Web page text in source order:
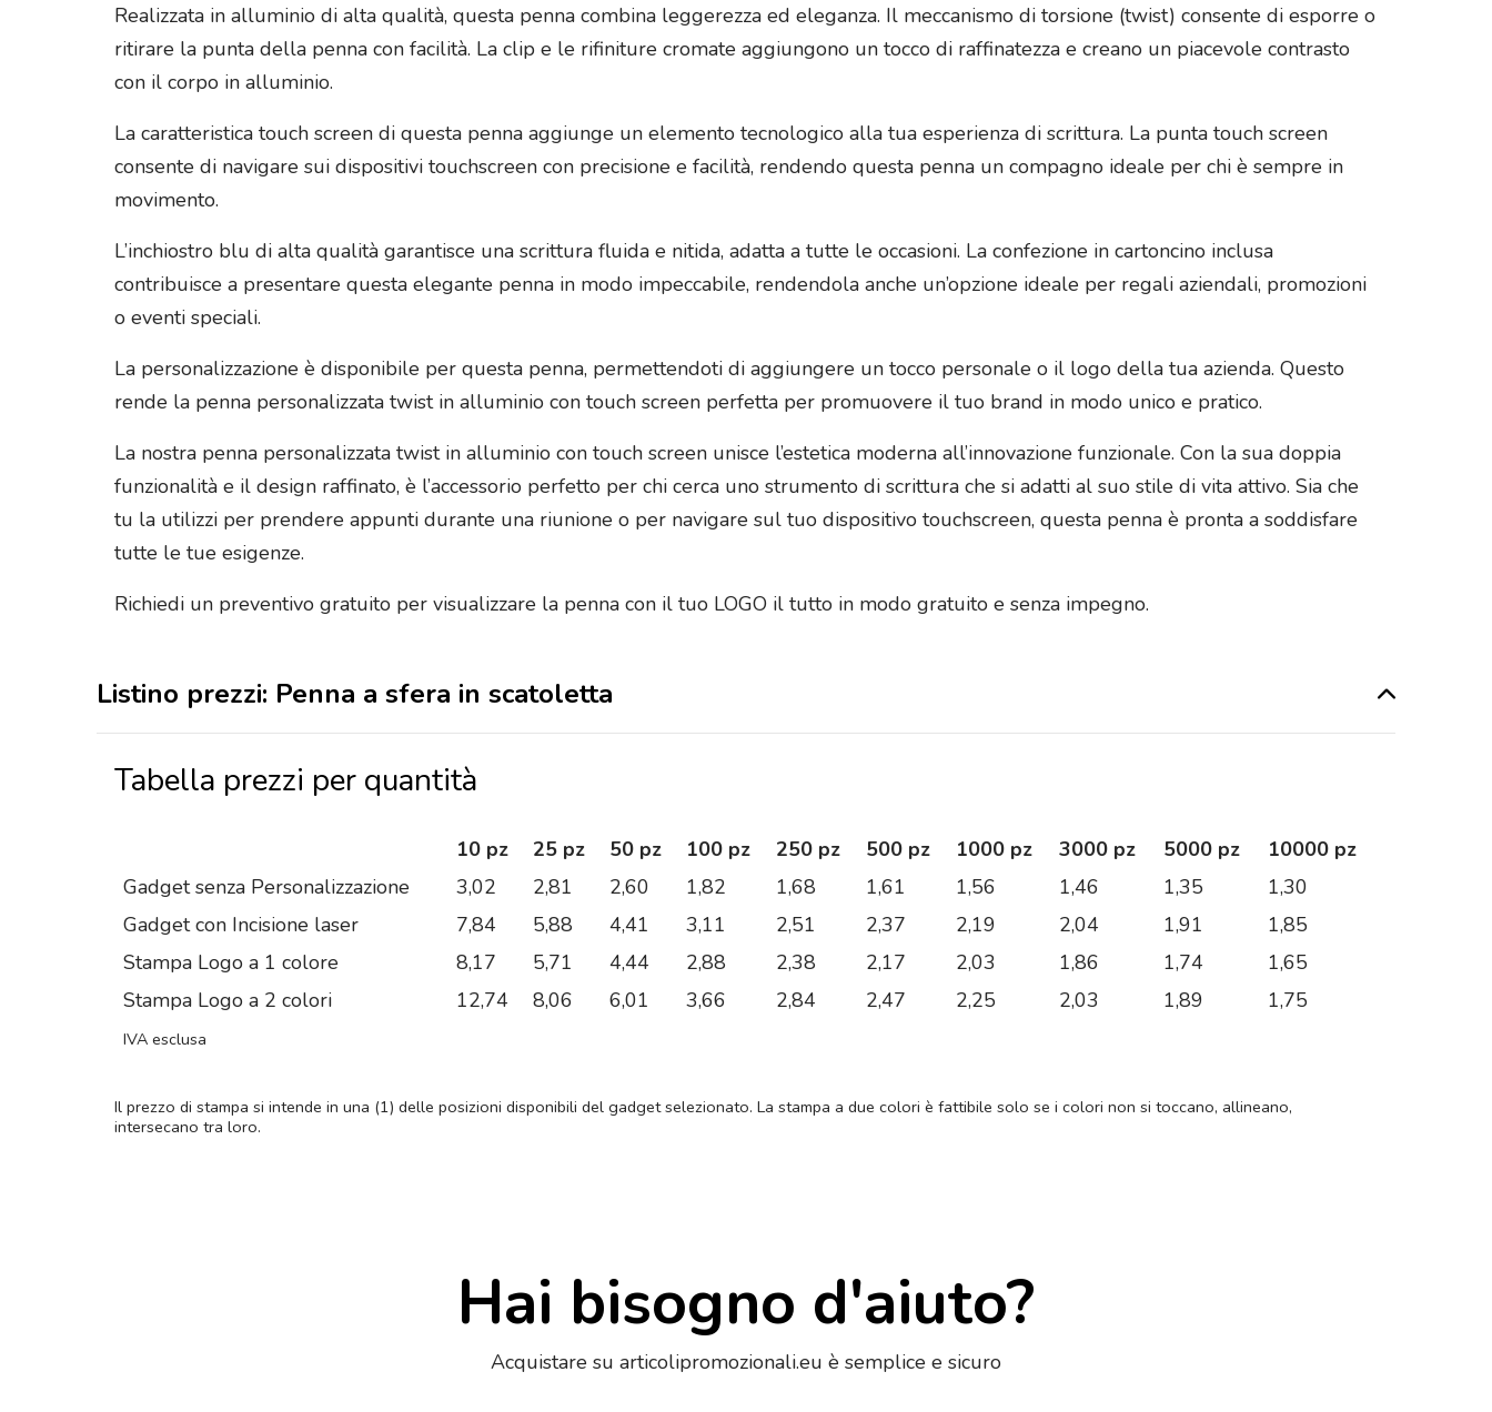
Realizzata in alluminio di alta qualità, questa penna combina leggerezza ed eleganza. Il meccanismo di torsione (twist) consente di esporre o
ritirare la punta della penna con facilità. La clip e le rifiniture cromate aggiungono un tocco di raffinatezza e creano un piacevole contrasto
con il corpo in alluminio.
La caratteristica touch screen di questa penna aggiunge un elemento tecnologico alla tua esperienza di scrittura. La punta touch screen
consente di navigare sui dispositivi touchscreen con precisione e facilità, rendendo questa penna un compagno ideale per chi è sempre in
movimento.
L’inchiostro blu di alta qualità garantisce una scrittura fluida e nitida, adatta a tutte le occasioni. La confezione in cartoncino inclusa
contribuisce a presentare questa elegante penna in modo impeccabile, rendendola anche un’opzione ideale per regali aziendali, promozioni
o eventi speciali.
La personalizzazione è disponibile per questa penna, permettendoti di aggiungere un tocco personale o il logo della tua azienda. Questo
rende la penna personalizzata twist in alluminio con touch screen perfetta per promuovere il tuo brand in modo unico e pratico.
La nostra penna personalizzata twist in alluminio con touch screen unisce l’estetica moderna all’innovazione funzionale. Con la sua doppia
funzionalità e il design raffinato, è l’accessorio perfetto per chi cerca uno strumento di scrittura che si adatti al suo stile di vita attivo. Sia che
tu la utilizzi per prendere appunti durante una riunione o per navigare sul tuo dispositivo touchscreen, questa penna è pronta a soddisfare
tutte le tue esigenze.
Richiedi un preventivo gratuito per visualizzare la penna con il tuo LOGO il tutto in modo gratuito e senza impegno.
Listino prezzi: Penna a sfera in scatoletta
Tabella prezzi per quantità
10 pz 25 pz 50 pz 100 pz 250 pz 500 pz 1000 pz 3000 pz 5000 pz
10000 pz
Gadget senza Personalizzazione
3,02 2,81 2,60 1,82 1,68 1,61 1,56 1,46 1,35
1,30
Gadget con Incisione laser
7,84 5,88 4,41 3,11 2,51 2,37 2,19 2,04 1,91
1,85
Stampa Logo a 1 colore
8,17 5,71 4,44 2,88 2,38 2,17 2,03 1,86 1,74
1,65
Stampa Logo a 2 colori
12,74 8,06 6,01 3,66 2,84 2,47 2,25 2,03 1,89 1,75
IVA esclusa
Il prezzo di stampa si intende in una (1) delle posizioni disponibili del gadget selezionato. La stampa a due colori è fattibile solo se i colori non si toccano, allineano,
intersecano tra loro.
Hai bisogno d'aiuto?
Acquistare su articolipromozionali.eu è semplice e sicuro